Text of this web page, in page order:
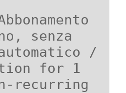
senza
/
for 1
recurring